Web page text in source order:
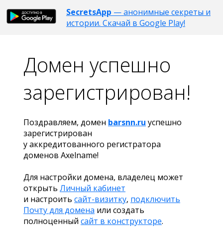
SecretsApp — анонимные секреты и
истории. Скачай в Google Play!
Домен успешно
зарегистрирован!
Поздравляем, домен barsnn.ru успешно
зарегистрирован
у аккредитованного регистратора
доменов Axelname!
Для настройки домена, владелец может
открыть Личный кабинет
и настроить сайт-визитку, подключить
Почту для домена или создать
полноценный сайт в конструкторе.